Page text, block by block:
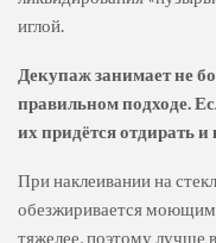
иглой.
Декупаж занимает не
правильном подходе.
их придётся отдирать и
При наклеивании на
обезжиривается
тяжелее, поэтому лучше